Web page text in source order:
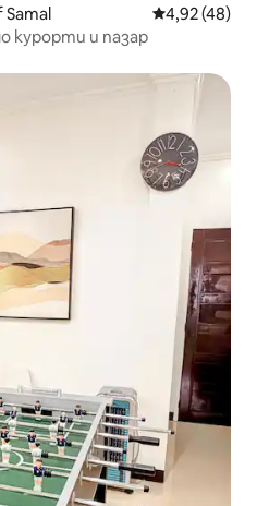
Средна
4,92 (48)
курорти и пазар